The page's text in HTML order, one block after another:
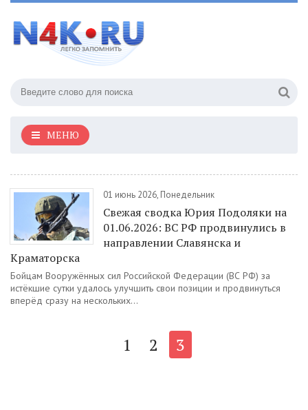
МЕНЮ
01 июнь 2026, Понедельник
Свежая сводка Юрия Подоляки на
01.06.2026: ВС РФ продвинулись в
направлении Славянска и
Краматорска
Бойцам Вооружённых сил Российской Федерации (ВС РФ) за
истёкшие сутки удалось улучшить свои позиции и продвинуться
вперёд сразу на нескольких...
1 2 3